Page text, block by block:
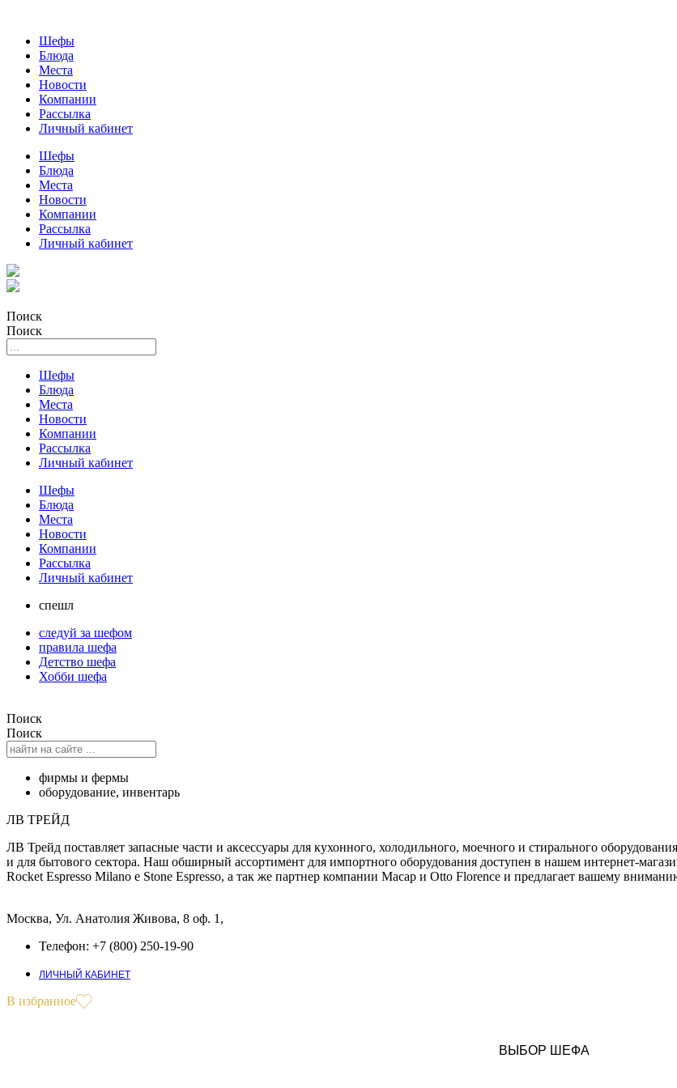
Шефы
Блюда
Места
Новости
Компании
Рассылка
Личный кабинет
Шефы
Блюда
Места
Новости
Компании
Рассылка
Личный кабинет
Поиск
Поиск
Шефы
Блюда
Места
Новости
Компании
Рассылка
Личный кабинет
Шефы
Блюда
Места
Новости
Компании
Рассылка
Личный кабинет
спешл
следуй за шефом
правила шефа
Детство шефа
Хобби шефа
Поиск
Поиск
фирмы и фермы
оборудование, инвентарь
ЛВ ТРЕЙД
ЛВ Трейд поставляет запасные части и аксессуары для кухонного, холодильного, моечного и стирального
и для бытового сектора. Наш обширный ассортимент для импортного оборудования доступен в нашем интернет-
Rocket Espresso Milano e Stone Espresso, а так же партнер компании Macap и Otto Florence и предлагает вашему
Москва, Ул. Анатолия Живова, 8 оф. 1,
Телефон: +7 (800) 250-19-90
ЛИЧНЫЙ КАБИНЕТ
В избранное
ВЫБОР ШЕФА